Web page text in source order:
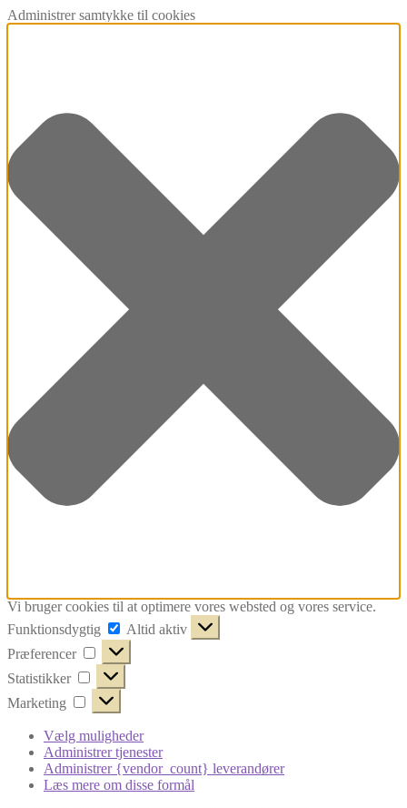
Administrer samtykke til cookies
Vi bruger cookies til at optimere vores websted og vores service.
Funktionsdygtig
Funktionsdygtig
Altid aktiv
Præferencer
Præferencer
Statistikker Statistikker
Marketing Marketing
Vælg muligheder
Administrer tjenester
Administrer {vendor_count} leverandører
Læs mere om disse formål